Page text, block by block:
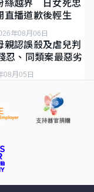
絲越界 日女死忠
播道歉後輕生
年08月06日
親認誤殺及虐兒判
、同類案最惡劣
08月05日